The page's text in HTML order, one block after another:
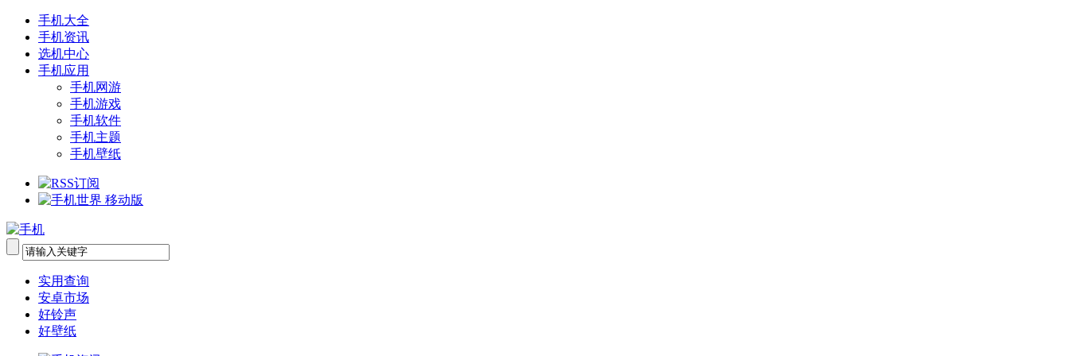
手机大全
手机资讯
选机中心
手机应用
手机网游
手机游戏
手机软件
手机主题
手机壁纸
实用查询
安卓市场
好铃声
好壁纸